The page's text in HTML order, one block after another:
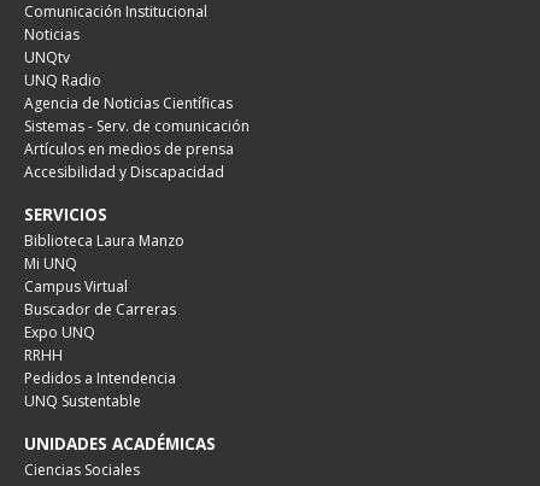
Comunicación Institucional
Noticias
UNQtv
UNQ Radio
Agencia de Noticias Científicas
Sistemas - Serv. de comunicación
Artículos en medios de prensa
Accesibilidad y Discapacidad
SERVICIOS
Biblioteca Laura Manzo
Mi UNQ
Campus Virtual
Buscador de Carreras
Expo UNQ
RRHH
Pedidos a Intendencia
UNQ Sustentable
UNIDADES ACADÉMICAS
Ciencias Sociales